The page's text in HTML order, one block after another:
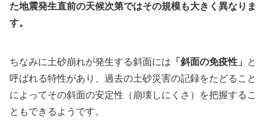
た地震発生直前の天候次第ではその規模も大きく異なりま
す。
ちなみに土砂崩れが発生する斜面には 「斜面の免疫性」
と
呼ばれる特性があり、過去の土砂災害の記録をたどること
によってその斜面の安定性（崩壊しにくさ）を把握するこ
ともできるようです。